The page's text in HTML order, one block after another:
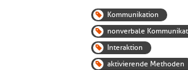
Kommunikation
nonverbale
Interaktion
aktivierende Methoden